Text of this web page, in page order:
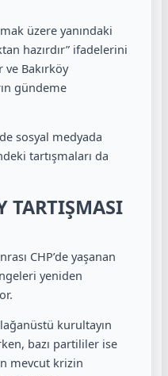
üzere yanındaki
hazırdır” ifadelerini
ve Bakırköy
gündeme
sosyal medyada
tartışmaları da
TARTIŞMASI
CHP’de yaşanan
yeniden
kurultayın
bazı partililer ise
mevcut krizin